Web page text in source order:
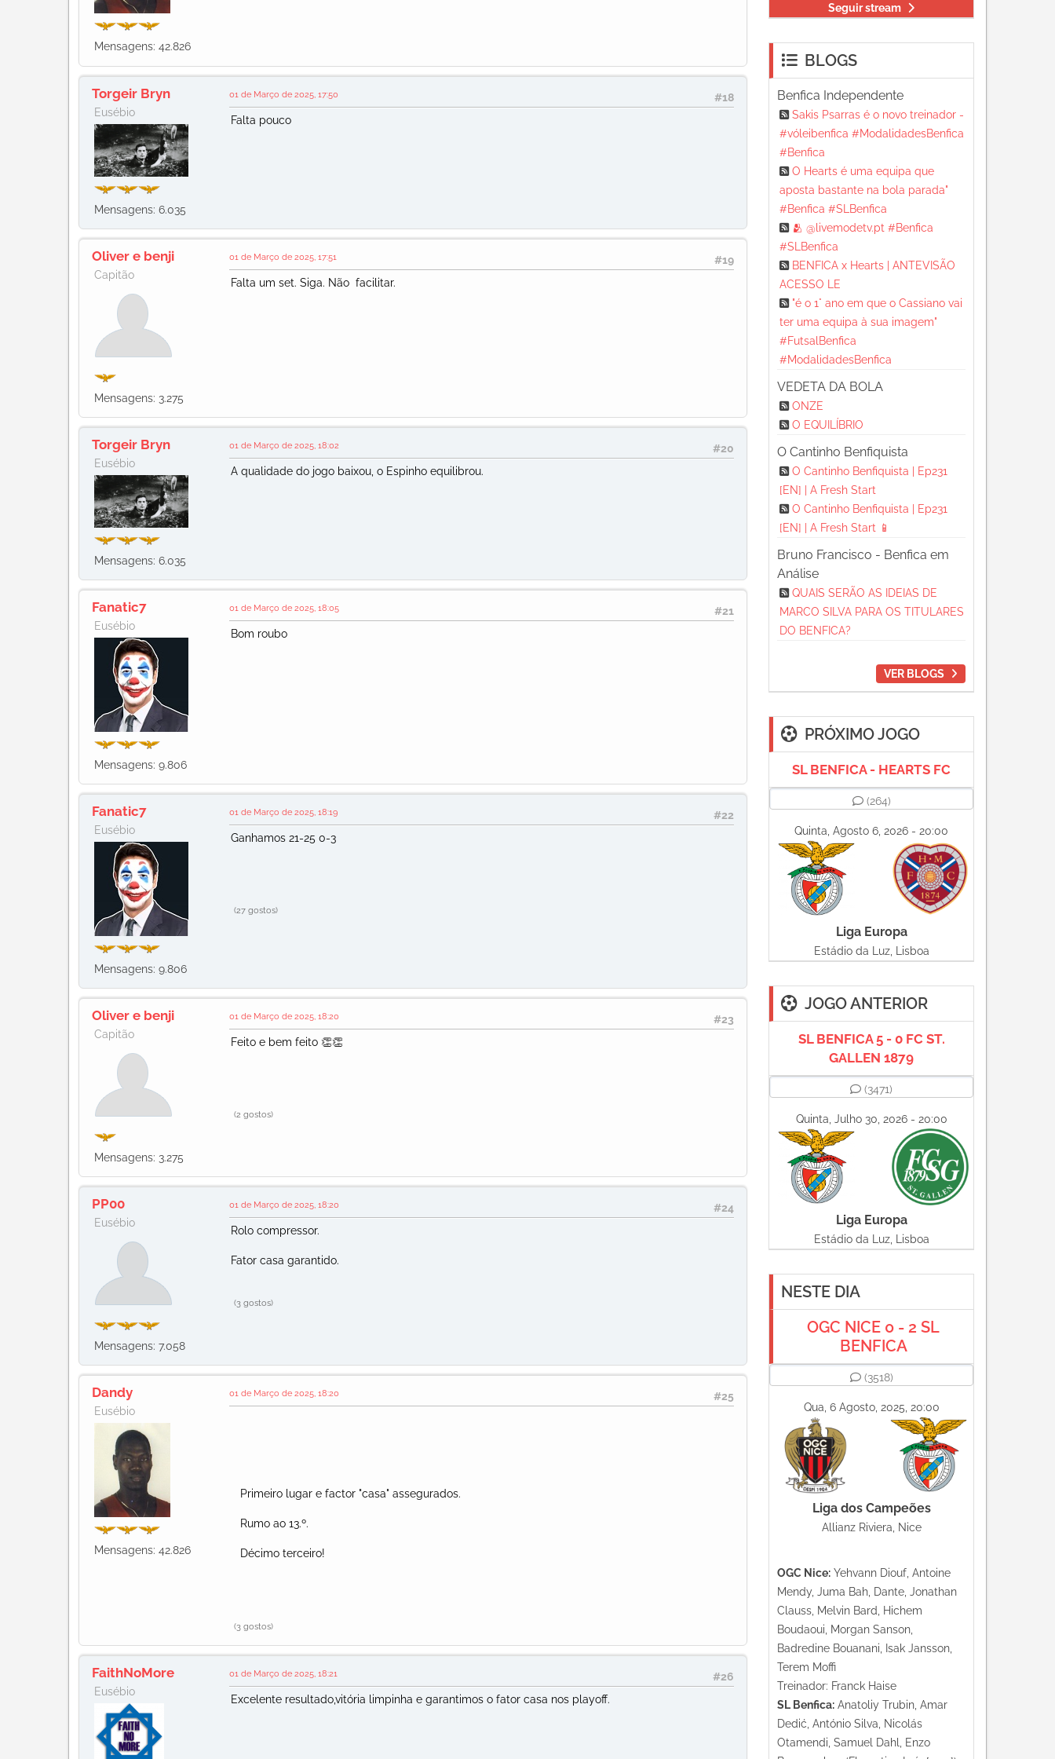
Mensagens: 42.826
Torgeir Bryn
Eusébio
Mensagens: 6.035
#18
01 de Março de 2025, 17:50
Falta pouco
Oliver e benji
Capitão
Mensagens: 3.275
#19
01 de Março de 2025, 17:51
Falta um set. Siga. Não facilitar.
Torgeir Bryn
Eusébio
Mensagens: 6.035
#20
01 de Março de 2025, 18:02
A qualidade do jogo baixou, o Espinho equilibrou.
Fanatic7
Eusébio
Mensagens: 9.806
#21
01 de Março de 2025, 18:05
Bom roubo
Fanatic7
Eusébio
Mensagens: 9.806
#22
01 de Março de 2025, 18:19
Ganhamos 21-25 0-3
(27 gostos)
Oliver e benji
Capitão
Mensagens: 3.275
#23
01 de Março de 2025, 18:20
Feito e bem feito 👏👏
(2 gostos)
PP00
Eusébio
Mensagens: 7.058
#24
01 de Março de 2025, 18:20
Rolo compressor.
Fator casa garantido.
(3 gostos)
Dandy
Eusébio
Mensagens: 42.826
#25
01 de Março de 2025, 18:20
Primeiro lugar e factor "casa" assegurados.
Rumo ao 13.º.
Décimo terceiro!
(3 gostos)
FaithNoMore
Eusébio
#26
01 de Março de 2025, 18:21
Excelente resultado,vitória limpinha e garantimos o fator casa nos playoff.
Seguir stream
BLOGS
Benfica Independente
Sakis Psarras é o novo treinador -
#vóleibenfica #ModalidadesBenfica
#Benfica
O Hearts é uma equipa que
aposta bastante na bola parada"
#Benfica #SLBenfica
🫂 @livemodetv.pt #Benfica
#SLBenfica
BENFICA x Hearts | ANTEVISÃO
ACESSO LE
"é o 1° ano em que o Cassiano vai
ter uma equipa à sua imagem"
#FutsalBenfica
#ModalidadesBenfica
VEDETA DA BOLA
ONZE
O EQUILÍBRIO
O Cantinho Benfiquista
O Cantinho Benfiquista | Ep231
[EN] | A Fresh Start
O Cantinho Benfiquista | Ep231
[EN] | A Fresh Start 📱
Bruno Francisco - Benfica em
Análise
QUAIS SERÃO AS IDEIAS DE
MARCO SILVA PARA OS TITULARES
DO BENFICA?
VER BLOGS
PRÓXIMO JOGO
SL BENFICA - HEARTS FC
(264)
Quinta, Agosto 6, 2026 - 20:00
Liga Europa
Estádio da Luz, Lisboa
JOGO ANTERIOR
SL BENFICA 5 - 0 FC ST.
GALLEN 1879
(3471)
Quinta, Julho 30, 2026 - 20:00
Liga Europa
Estádio da Luz, Lisboa
NESTE DIA
OGC NICE 0 - 2 SL
BENFICA
(3518)
Qua, 6 Agosto, 2025, 20:00
Liga dos Campeões
Allianz Riviera, Nice
OGC Nice: Yehvann Diouf, Antoine
Mendy, Juma Bah, Dante, Jonathan
Clauss, Melvin Bard, Hichem
Boudaoui, Morgan Sanson,
Badredine Bouanani, Isak Jansson,
Terem Moffi
Treinador: Franck Haise
SL Benfica: Anatoliy Trubin, Amar
Dedić, António Silva, Nicolás
Otamendi, Samuel Dahl, Enzo